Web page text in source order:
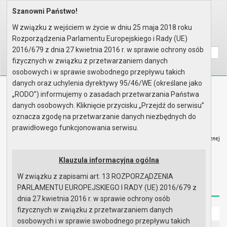
Home Organy Rada Miejska
Wyszukaj na stronie:
A AA
Biuletyn Informacji Publicznej
Urząd Miasta i Gminy w Gryfinie
Redakcja Instrukcja korzystania Dostępność
Strona główna
Szanowni Państwo!
W związku z wejściem w życie w dniu 25 maja 2018 roku
Rozporządzenia Parlamentu Europejskiego i Rady (UE)
2016/679 z dnia 27 kwietnia 2016 r. w sprawie ochrony osób
fizycznych w związku z przetwarzaniem danych
osobowych i w sprawie swobodnego przepływu takich
danych oraz uchylenia dyrektywy 95/46/WE (określane jako
„RODO”) informujemy o zasadach przetwarzania Państwa
danych osobowych. Kliknięcie przycisku „Przejdź do serwisu”
oznacza zgodę na przetwarzanie danych niezbędnych do
prawidłowego funkcjonowania serwisu.
Klauzula informacyjna ogólna
W związku z zapisami art. 13 ROZPORZĄDZENIA
PARLAMENTU EUROPEJSKIEGO I RADY (UE) 2016/679 z
dnia 27 kwietnia 2016 r. w sprawie ochrony osób
fizycznych w związku z przetwarzaniem danych
osobowych i w sprawie swobodnego przepływu takich